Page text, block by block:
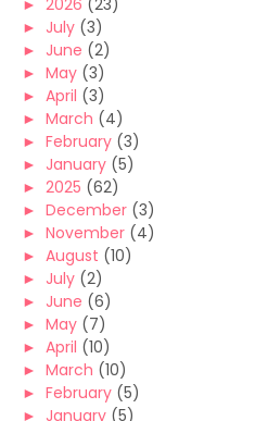
► 2026 (23)
► July (3)
► June (2)
► May (3)
► April (3)
► March (4)
► February (3)
► January (5)
► 2025 (62)
► December (3)
► November (4)
► August (10)
► July (2)
► June (6)
► May (7)
► April (10)
► March (10)
► February (5)
► January (5)